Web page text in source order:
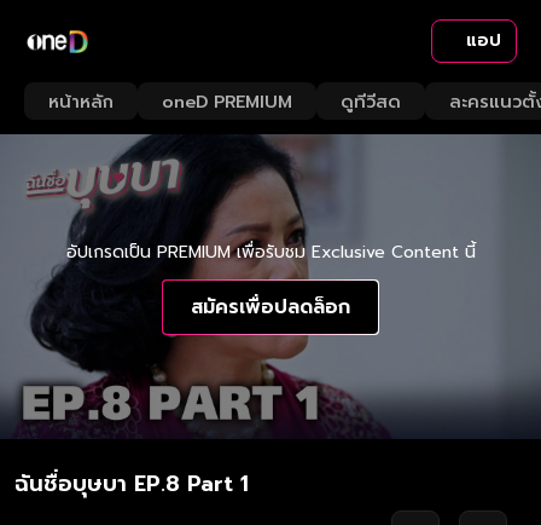
แอป
หน้าหลัก oneD PREMIUM ดูทีวีสด ละครแนวตั้
อัปเกรดเป็น PREMIUM เพื่อรับชม Exclusive Content นี้
สมัครเพื่อปลดล็อก
ฉันชื่อบุษบา EP.8 Part 1